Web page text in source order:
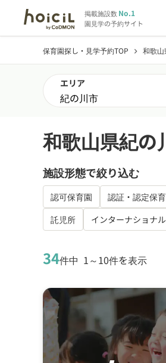
掲載施設数No.1
園見学の予約サイト
保育園探し・見学予約TOP chevron_right 和歌
エリア
和歌山県紀の
施設形態で絞り込む
認可保育園 認証・認定保
託児所
インターナショナ
34件中 1～10件を表示